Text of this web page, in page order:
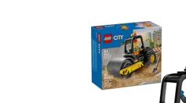
Stavebnice stavebního
Dostupnost:
Skladem3
11301
LEGO